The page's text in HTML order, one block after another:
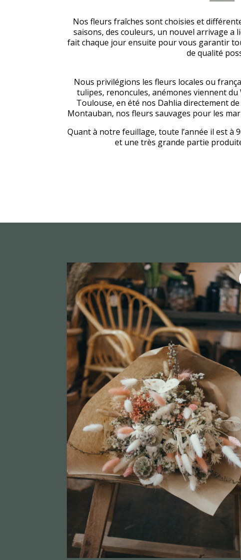
Nos fleurs fraîches sont choisies et
saisons, des couleurs, un nouvel arrivage a
fait chaque jour ensuite pour vous garantir
de qualité
Nous privilégions les fleurs locales ou
tulipes, renoncules, anémones viennent
Toulouse, en été nos Dahlia directement
Montauban, nos fleurs sauvages pour les
Quant à notre feuillage, toute l’année il est à
et une très grande partie